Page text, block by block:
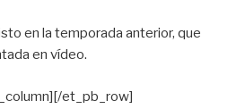
en la temporada anterior, que
en vídeo.
et_pb_row]